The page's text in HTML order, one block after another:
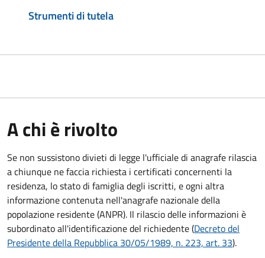
Strumenti di tutela
A chi è rivolto
Se non sussistono divieti di legge l'ufficiale di anagrafe rilascia
a chiunque ne faccia richiesta i certificati concernenti la
residenza, lo stato di famiglia degli iscritti, e ogni altra
informazione contenuta nell'anagrafe nazionale della
popolazione residente (ANPR). Il rilascio delle informazioni è
subordinato all'identificazione del richiedente (Decreto del
Presidente della Repubblica 30/05/1989, n. 223, art. 33).